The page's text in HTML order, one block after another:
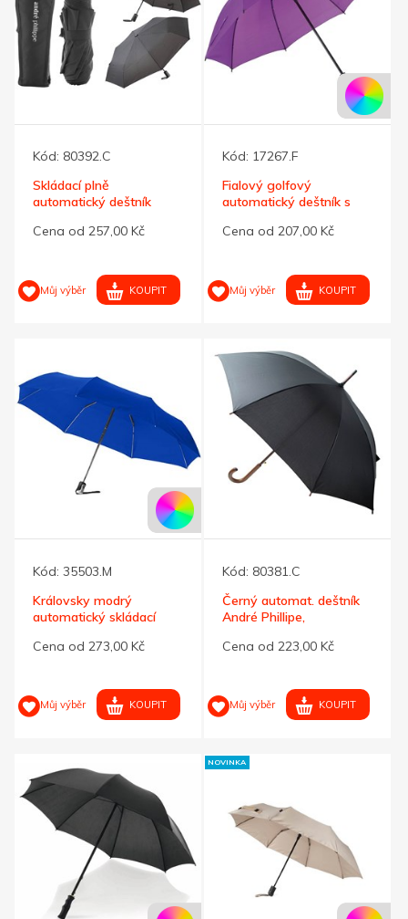
Kód: 80392.C
Skládací plně
automatický deštník
Cena od 257,00 Kč
Můj výběr KOUPIT
Kód: 17267.F
Fialový golfový
automatický deštník s
Cena od 207,00 Kč
Můj výběr KOUPIT
Kód: 35503.M
Královsky modrý
automatický skládací
Cena od 273,00 Kč
Můj výběr KOUPIT
Kód: 80381.C
Černý automat. deštník
André Phillipe,
Cena od 223,00 Kč
Můj výběr KOUPIT
NOVINKA